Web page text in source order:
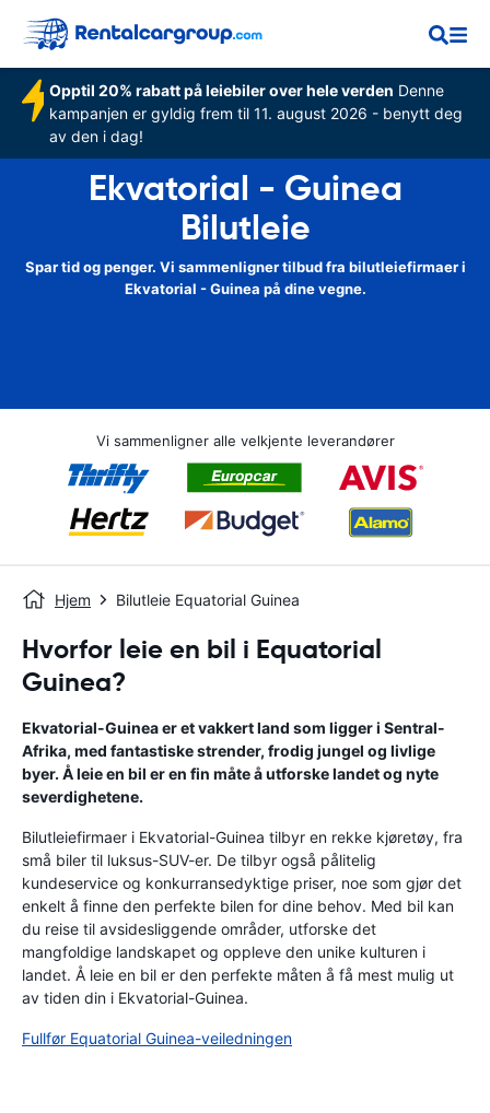
Opptil 20% rabatt på leiebiler over hele verden Denne
kampanjen er gyldig frem til 11. august 2026 - benytt deg
av den i dag!
Ekvatorial - Guinea
Bilutleie
Spar tid og penger. Vi sammenligner tilbud fra bilutleiefirmaer i
Ekvatorial - Guinea på dine vegne.
Vi sammenligner alle velkjente leverandører
Hjem Bilutleie Equatorial Guinea
Hvorfor leie en bil i Equatorial
Guinea?
Ekvatorial-Guinea er et vakkert land som ligger i Sentral-
Afrika, med fantastiske strender, frodig jungel og livlige
byer. Å leie en bil er en fin måte å utforske landet og nyte
severdighetene.
Bilutleiefirmaer i Ekvatorial-Guinea tilbyr en rekke kjøretøy, fra
små biler til luksus-SUV-er. De tilbyr også pålitelig
kundeservice og konkurransedyktige priser, noe som gjør det
enkelt å finne den perfekte bilen for dine behov. Med bil kan
du reise til avsidesliggende områder, utforske det
mangfoldige landskapet og oppleve den unike kulturen i
landet. Å leie en bil er den perfekte måten å få mest mulig ut
av tiden din i Ekvatorial-Guinea.
Fullfør Equatorial Guinea-veiledningen